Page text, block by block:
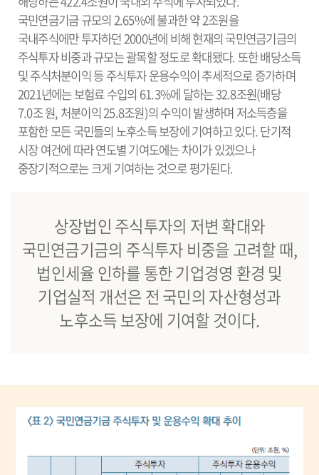
국민연금기금 규모의 2.65%에 불과한 약 2조원을
국내주식에만 투자하던 2000년에 비해 현재의 국민연금기금의
주식투자 비중과 규모는 괄목할 정도로 확대됐다. 또한 배당소득
및 주식처분이익 등 주식투자 운용수익이 추세적으로 증가하며
2021년에는 보험료 수입의 61.3%에 달하는 32.8조원(배당
7.0조 원, 처분이익 25.8조원)의 수익이 발생하며 저소득층을
포함한 모든 국민들의 노후소득 보장에 기여하고 있다. 단기적
시장 여건에 따라 연도별 기여도에는 차이가 있겠으나
중장기적으로는 크게 기여하는 것으로 평가된다.
상장법인 주식투자의 저변 확대와
국민연금기금의 주식투자 비중을 고려할 때,
법인세율 인하를 통한 기업경영 환경 및
기업실적 개선은 전 국민의 자산형성과
노후소득 보장에 기여할 것이다.